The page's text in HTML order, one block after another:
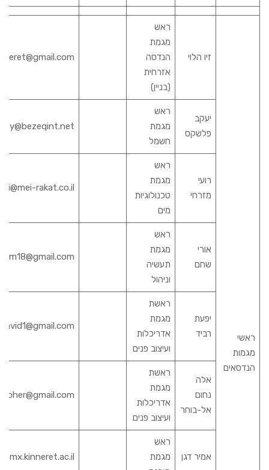
ראשי
מגמות
הנדסאים
זיו הלוי
ראש
מגמת
הנדסה
אזרחית
(בניין)
יעקב
פלשקס
ראש
מגמת
חשמל
רועי
מזרחי
ראש
מגמת
טכנולוגיות
מים
roi@mei-rakat.co.il
אורי
שחם
ראש
מגמת
תעשיה
וניהול
יפעת
רביד
ראשת
מגמת
אדריכלות
ועיצוב פנים
אלה
נחום
אל-בוחר
ראשת
מגמת
אדריכלות
ועיצוב פנים
אמיר דגן
ראש
מגמת